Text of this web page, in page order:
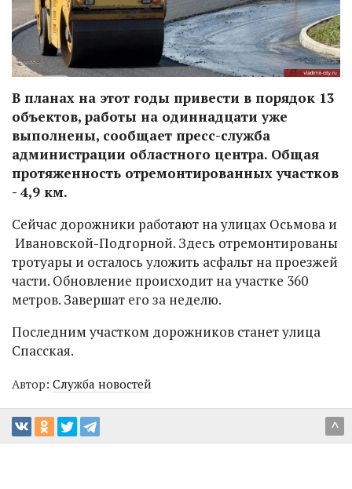
В планах на этот годы привести в порядок 13
объектов, работы на одиннадцати уже
выполнены, сообщает пресс-служба
администрации областного центра. Общая
протяженность отремонтированных участков
- 4,9 км.
Сейчас дорожники работают на улицах Осьмова и
Ивановской-Подгорной. Здесь отремонтированы
тротуары и осталось уложить асфальт на проезжей
части. Обновление происходит на участке 360
метров. Завершат его за неделю.
Последним участком дорожников станет улица
Спасская.
Автор: Служба новостей
^